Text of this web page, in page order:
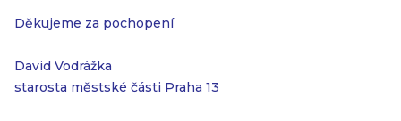
Děkujeme za pochopení
David Vodrážka
starosta městské části Praha 13